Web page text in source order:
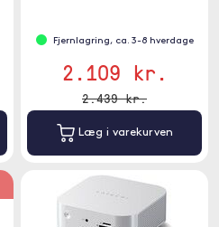
Fjernlagring, ca. 3-8 hverdage
2.109 kr.
2.439 kr.
Læg i varekurven